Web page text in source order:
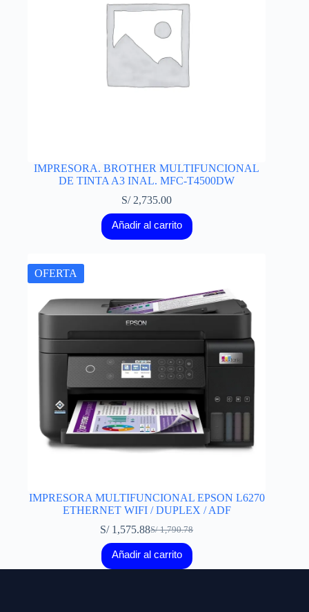
IMPRESORA. BROTHER MULTIFUNCIONAL
DE TINTA A3 INAL. MFC-T4500DW
S/2,735.00
Añadir al carrito
OFERTA
IMPRESORA MULTIFUNCIONAL EPSON L6270
ETHERNET WIFI / DUPLEX / ADF
S/1,790.78
El
original
era:
S/1,575.88El
actual
es:
Añadir al carrito